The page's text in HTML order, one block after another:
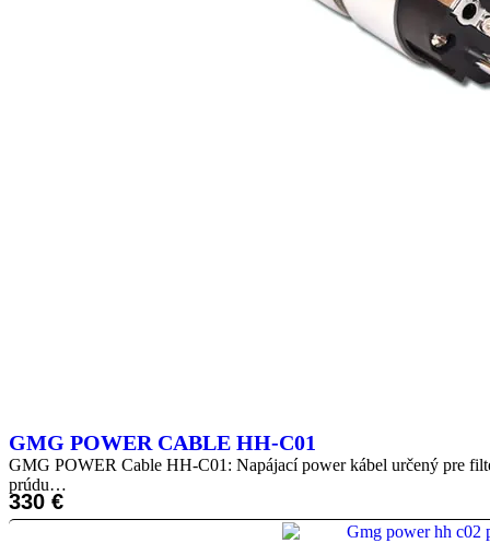
GMG POWER CABLE HH-C01
GMG POWER Cable HH-C01: Napájací power kábel určený pre
prúdu…
330 €